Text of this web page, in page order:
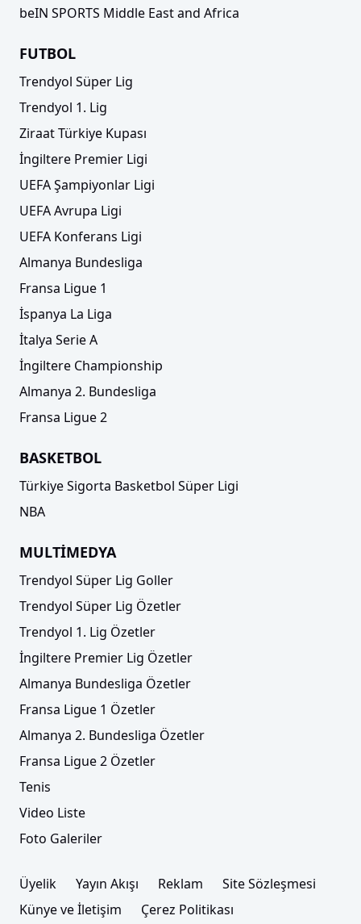
beIN SPORTS Middle East and Africa
FUTBOL
Trendyol Süper Lig
Trendyol 1. Lig
Ziraat Türkiye Kupası
İngiltere Premier Ligi
UEFA Şampiyonlar Ligi
UEFA Avrupa Ligi
UEFA Konferans Ligi
Almanya Bundesliga
Fransa Ligue 1
İspanya La Liga
İtalya Serie A
İngiltere Championship
Almanya 2. Bundesliga
Fransa Ligue 2
BASKETBOL
Türkiye Sigorta Basketbol Süper Ligi
NBA
MULTİMEDYA
Trendyol Süper Lig Goller
Trendyol Süper Lig Özetler
Trendyol 1. Lig Özetler
İngiltere Premier Lig Özetler
Almanya Bundesliga Özetler
Fransa Ligue 1 Özetler
Almanya 2. Bundesliga Özetler
Fransa Ligue 2 Özetler
Tenis
Video Liste
Foto Galeriler
Üyelik Yayın Akışı Reklam
Site Sözleşmesi
Künye ve İletişim
Çerez Politikası